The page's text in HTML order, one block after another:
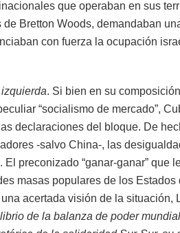
que operaban en sus
Bretton Woods, demandaban
con fuerza la ocupación
. Si bien en su
“socialismo de mercado”,
declaraciones del bloque. De
-salvo China-, las
preconizado “ganar-ganar” que
masas populares de los
acertada visión de la situación,
de la balanza de poder